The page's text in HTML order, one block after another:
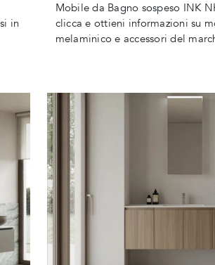
in
Mobile da Bagno sospeso INK
clicca e ottieni informazioni su
melaminico e accessori del